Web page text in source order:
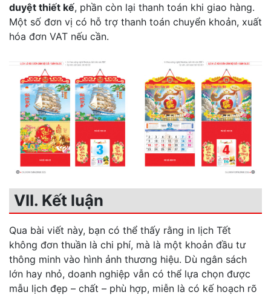
duyệt thiết kế, phần còn lại thanh toán khi giao hàng.
Một số đơn vị có hỗ trợ thanh toán chuyển khoản, xuất
hóa đơn VAT nếu cần.
VII. Kết luận
Qua bài viết này, bạn có thể thấy rằng in lịch Tết
không đơn thuần là chi phí, mà là một khoản đầu tư
thông minh vào hình ảnh thương hiệu. Dù ngân sách
lớn hay nhỏ, doanh nghiệp vẫn có thể lựa chọn được
mẫu lịch đẹp – chất – phù hợp, miễn là có kế hoạch rõ